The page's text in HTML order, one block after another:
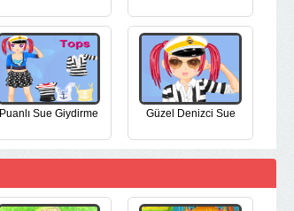
Puanlı Sue Giydirme Güzel Denizci Sue